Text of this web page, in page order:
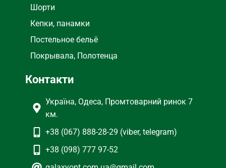
Шорти
Кепки, панамки
Постельное бельё
Покрывала, Полотенца
Контакти
Україна, Одеса, Промтоварний ринок 7
км.
+38 (067) 888-28-29 (viber, telegram)
+38 (098) 777 97-52